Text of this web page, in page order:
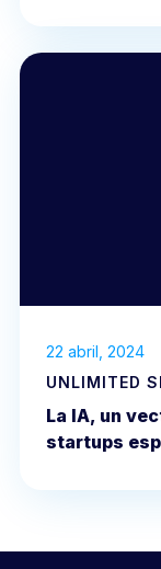
22 abril, 2024
UNLIMITED
La IA, un
startups